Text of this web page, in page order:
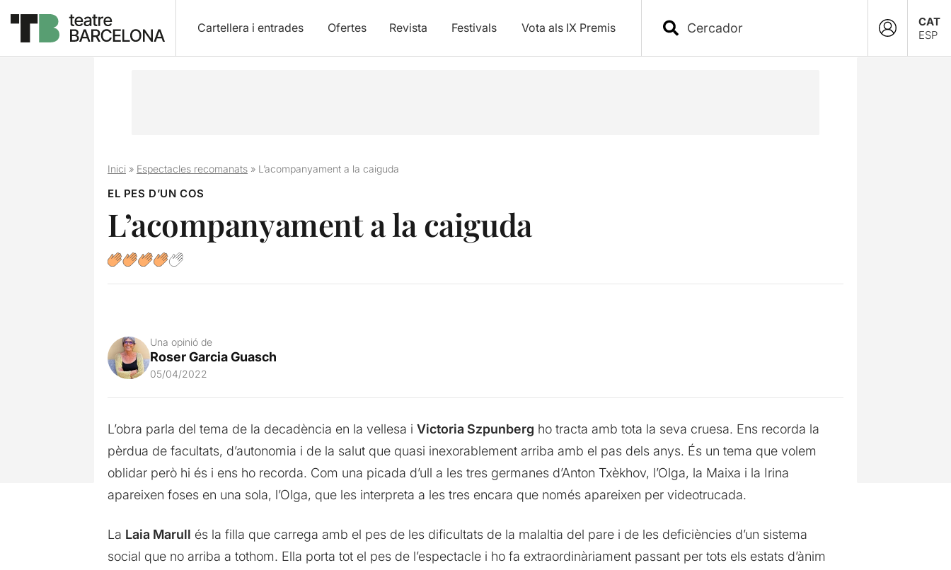
Cartellera i entrades Ofertes Revista Festivals Vota als IX Premis
CAT
ESP
Inici» Espectacles recomanats» L’acompanyament a la caiguda
EL PES D’UN COS
L’acompanyament a la caiguda
Una opinió de
Roser Garcia Guasch
05/04/2022
L’obra parla del tema de la decadència en la vellesa i Victoria Szpunberg ho tracta amb tota la seva cruesa. Ens recorda la
pèrdua de facultats, d’autonomia i de la salut que quasi inexorablement arriba amb el pas dels anys. És un tema que volem
oblidar però hi és i ens ho recorda. Com una picada d’ull a les tres germanes d’Anton Txèkhov, l’Olga, la Maixa i la Irina
apareixen foses en una sola, l’Olga, que les interpreta a les tres encara que només apareixen per videotrucada.
La Laia Marull és la filla que carrega amb el pes de les dificultats de la malaltia del pare i de les deficiències d’un sistema
social que no arriba a tothom. Ella porta tot el pes de l’espectacle i ho fa extraordinàriament passant per tots els estats d’ànim